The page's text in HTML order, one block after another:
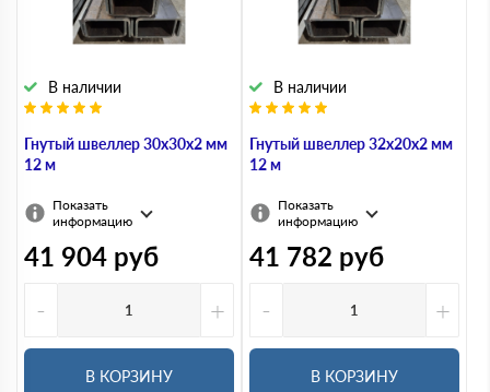
Гнутый швеллер 30х30х2 мм
12 м
В наличии
Показать
информацию
41 904 руб
-
+
В КОРЗИНУ
Гнутый швеллер 32х20х2 мм
12 м
В наличии
Показать
информацию
41 782 руб
-
+
В КОРЗИНУ